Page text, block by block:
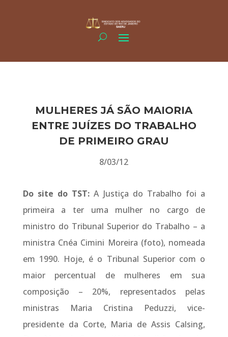
MULHERES JÁ SÃO MAIORIA
ENTRE JUÍZES DO TRABALHO
DE PRIMEIRO GRAU
8/03/12
Do site do TST:A Justiça do Trabalho foi a
primeira a ter uma mulher no cargo de
ministro do Tribunal Superior do Trabalho – a
ministra Cnéa Cimini Moreira (foto), nomeada
em 1990. Hoje, é o Tribunal Superior com o
maior percentual de mulheres em sua
composição – 20%, representados pelas
ministras Maria Cristina Peduzzi, vice-
presidente da Corte, Maria de Assis Calsing,